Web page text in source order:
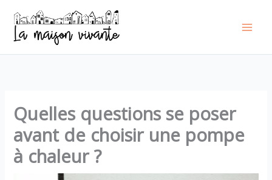
contenu
Quelles questions se poser
avant de choisir une pompe
à chaleur ?